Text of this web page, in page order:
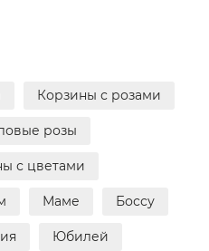
Корзины с розами
розы
с цветами
Маме Боссу
Юбилей